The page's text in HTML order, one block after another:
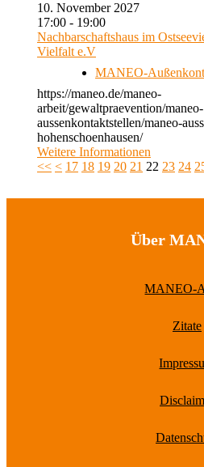
10. November 2027
17:00 - 19:00
Nachbarschaftshaus im
Vielfalt e.V
MANEO-
https://maneo.de/maneo-
arbeit/gewaltpraevention/maneo-
aussenkontaktstellen/maneo-
hohenschoenhausen/
Weitere Informationen
<< < 17 18 19 20 21 22 23 24
Über
MANEO-
Zitate